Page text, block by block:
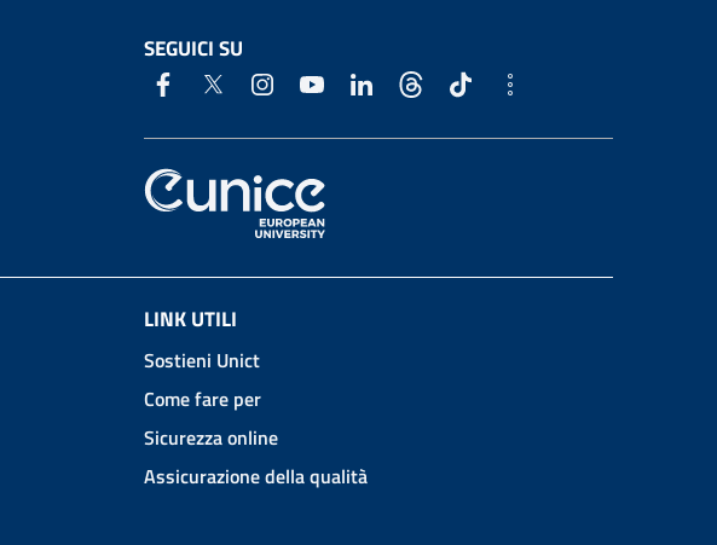
SEGUICI SU
LINK UTILI
Sostieni Unict
Come fare per
Sicurezza online
Assicurazione della qualità